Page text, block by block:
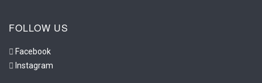
FOLLOW US
Facebook
Instagram